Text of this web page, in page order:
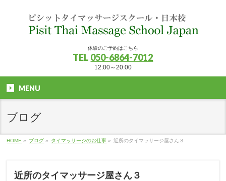
体験のご予約はこちら
TEL 050-6864-7012
12:00～20:00
MENU
ブログ
HOME » ブログ » タイマッサージのお仕事 » 近所のタイマッサージ屋さん３
近所のタイマッサージ屋さん３